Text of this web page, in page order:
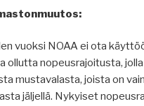
vuoksi NOAA ei ota
ollutta nopeusrajoitusta,
mustavalasta, joista on
jäljellä. Nykyiset